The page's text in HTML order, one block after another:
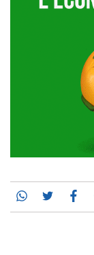
Whatsapp
Twitter